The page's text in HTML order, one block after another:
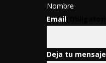
Nombre
Email
Deja tu mensaje